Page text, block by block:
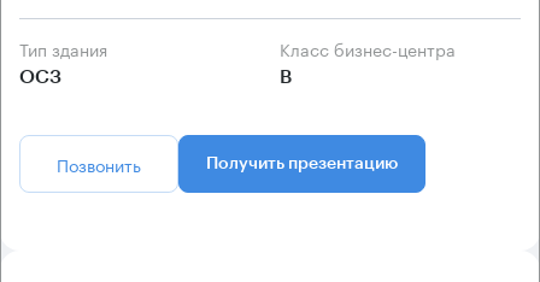
Тип здания
ОСЗ
Класс бизнес-центра
B
Позвонить Получить презентацию